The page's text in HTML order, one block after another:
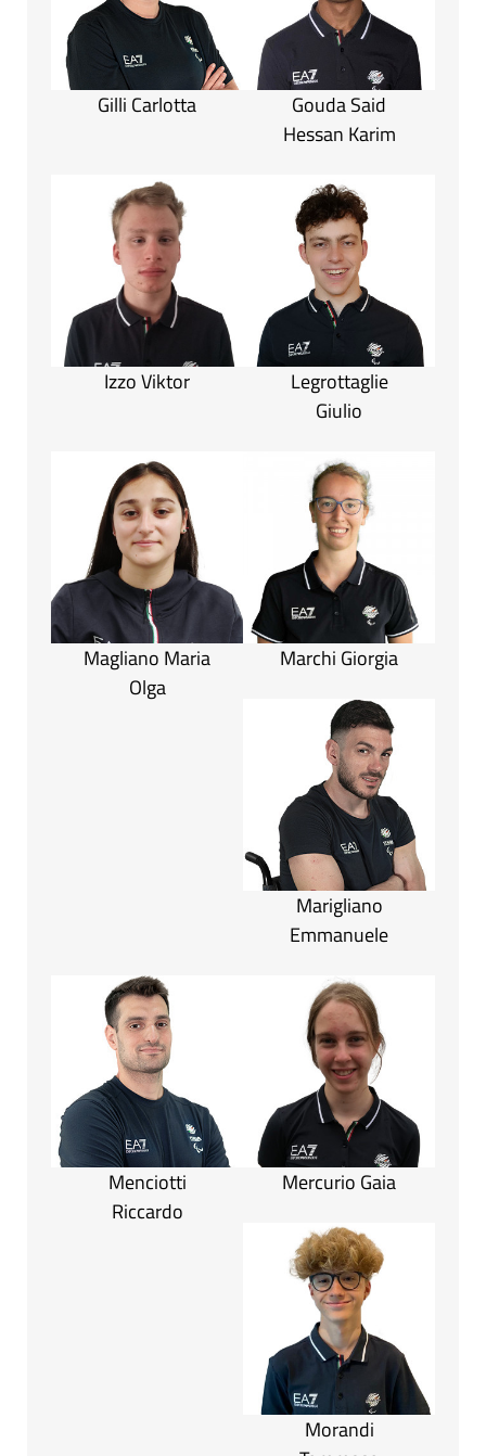
Gilli Carlotta
Gouda Said
Hessan Karim
Izzo Viktor
Legrottaglie
Giulio
Magliano Maria
Olga
Marchi Giorgia
Marigliano
Emmanuele
Menciotti
Riccardo
Mercurio Gaia
Morandi